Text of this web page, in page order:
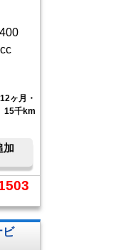
cc
ヶ月・
15千km
加
ビ